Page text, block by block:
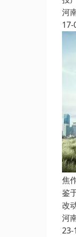
河
17-
焦
鉴
改
河
23-